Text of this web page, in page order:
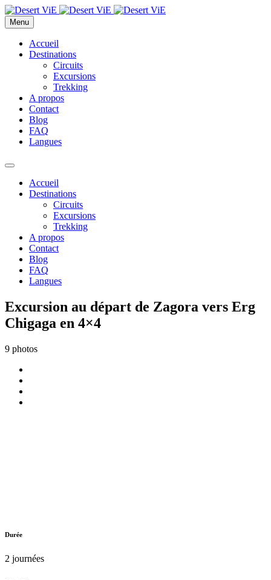
Menu
Accueil
Destinations
Circuits
Excursions
Trekking
A propos
Contact
Blog
FAQ
Langues
Accueil
Destinations
Circuits
Excursions
Trekking
A propos
Contact
Blog
FAQ
Langues
Excursion au départ de Zagora vers Erg
Chigaga en 4×4
9 photos
Durée
2 journées